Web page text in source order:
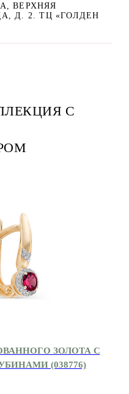
ВЕРХНЯЯ
Д. 2. ТЦ «ГОЛДЕН
С
ЗОЛОТА С
(038776)